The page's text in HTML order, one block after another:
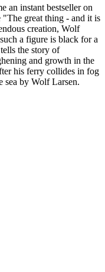
an instant bestseller on
"The great thing - and it is
creation, Wolf
a figure is black for a
the story of
and growth in the
his ferry collides in fog
sea by Wolf Larsen.